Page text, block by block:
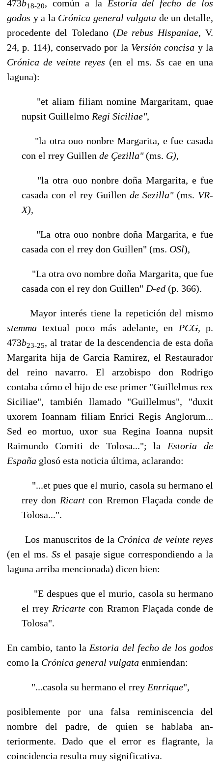
473b18-20, común a la Estoria del fecho de los
godos y a la Crónica general vulgata de un detalle,
procedente del Toledano (De rebus Hispaniae,V.
24, p. 114), conservado por la Versión concisa y la
Crónica de veinte reyes(en el ms. Ss cae en una
laguna):
"et aliam filiam nomine Margaritam, quae
nupsit Guillelmo Regi Siciliae",
"la otra ouo nonbre Margarita, e fue casada
con el rrey Guillen de Çezilla"(ms. G),
"la otra ouo nonbre doña Margarita, e fue
casada con el rey Guillen de Sezilla" (ms. VR-
X),
"La otra ouo nonbre doña Margarita, e fue
casada con el rrey don Guillen" (ms. OSl),
"La otra ovo nombre doña Margarita, que fue
casada con el rey don Guillen" D-ed (p. 366).
Mayor interés tiene la repetición del mismo
stemmatextual poco más adelante, en PCG,p.
473b23-25, al tratar de la descendencia de esta doña
Margarita hija de García Ramírez, el Restaurador
del reino navarro. El arzobispo don Rodrigo
contaba cómo el hijo de ese primer "Guillelmus rex
Siciliae", también llamado "Guillelmus", "duxit
uxorem Ioannam filiam Enrici Regis Anglorum...
Sed eo mortuo, uxor sua Regina Ioanna nupsit
Raimundo Comiti de Tolosa..."; la Estoria de
España glosó esta noticia úl­tima, aclarando:
"...et pues que el murio, casola su hermano el
rrey don Ricartcon Rremon Flaçada conde de
Tolosa...".
Los manuscritos de la Crónica de veinte reyes
(en el ms.Ssel pasaje sigue corres­pondiendo a la
laguna arriba mencionada) dicen bien:
"E despues que el murio, casola su hermano
el rrey Rricartecon Rramon Flaçada conde de
Tolosa".
En cambio, tanto la Estoria del fecho de los godos
como la Crónica general vulgata enmiendan:
"...casola su hermano el rrey Enrrique",
posiblemente por una falsa reminiscencia del
nombre del padre, de quien se hablaba an­
teriormente. Dado que el error es flagrante, la
coincidencia resulta muy significativa.